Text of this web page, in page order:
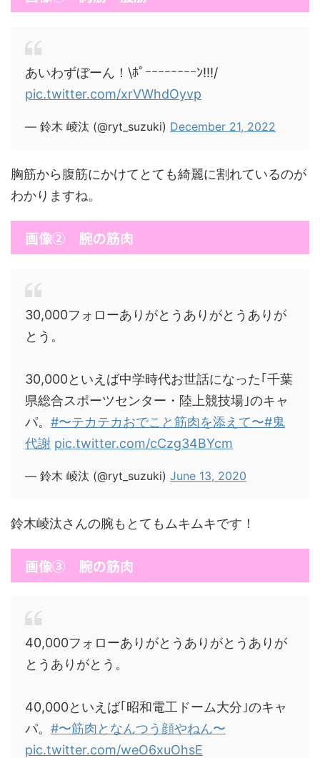
あいわずぼーん！\ﾎﾟｰｰｰｰｰｰｰｰﾝ!!!/
pic.twitter.com/xrVWhdOyvp
— 鈴木 崚汰 (@ryt_suzuki) December 21, 2022
胸筋から腹筋にかけてとても綺麗に割れているのが
わかりますね。
画像② 腕の筋肉
30,000フォローありがとうありがとうありが
とう。
30,000といえば中学時代お世話になった｢千葉
県総合スポーツセンター・陸上競技場｣のキャ
パ。 #〜テカテカおでこと筋肉を添えて〜#鬼
代謝 pic.twitter.com/cCzg34BYcm
— 鈴木 崚汰 (@ryt_suzuki) June 13, 2020
鈴木崚汰さんの腕もとてもムキムキです！
画像③ 腕の筋肉
40,000フォローありがとうありがとうありが
とうありがとう。
40,000といえば｢昭和電工ドーム大分｣のキャ
パ。 #〜筋肉となんつう顔やねん〜
pic.twitter.com/weO6xuOhsE